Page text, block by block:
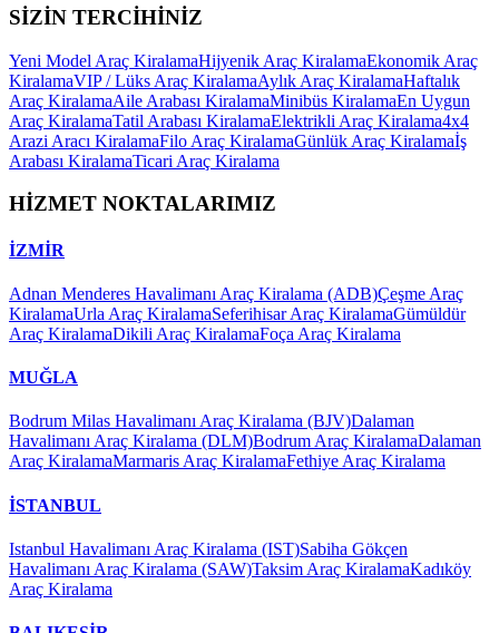
SİZİN TERCİHİNİZ
Yeni Model Araç KiralamaHijyenik Araç KiralamaEkonomik Araç
KiralamaVIP / Lüks Araç KiralamaAylık Araç KiralamaHaftalık
Araç KiralamaAile Arabası KiralamaMinibüs KiralamaEn Uygun
Araç KiralamaTatil Arabası KiralamaElektrikli Araç Kiralama4x4
Arazi Aracı KiralamaFilo Araç KiralamaGünlük Araç Kiralamaİş
Arabası KiralamaTicari Araç Kiralama
HİZMET NOKTALARIMIZ
İZMİR
Adnan Menderes Havalimanı Araç Kiralama (ADB)Çeşme Araç
KiralamaUrla Araç KiralamaSeferihisar Araç KiralamaGümüldür
Araç KiralamaDikili Araç KiralamaFoça Araç Kiralama
MUĞLA
Bodrum Milas Havalimanı Araç Kiralama (BJV)Dalaman
Havalimanı Araç Kiralama (DLM)Bodrum Araç KiralamaDalaman
Araç KiralamaMarmaris Araç KiralamaFethiye Araç Kiralama
İSTANBUL
Istanbul Havalimanı Araç Kiralama (IST)Sabiha Gökçen
Havalimanı Araç Kiralama (SAW)Taksim Araç KiralamaKadıköy
Araç Kiralama